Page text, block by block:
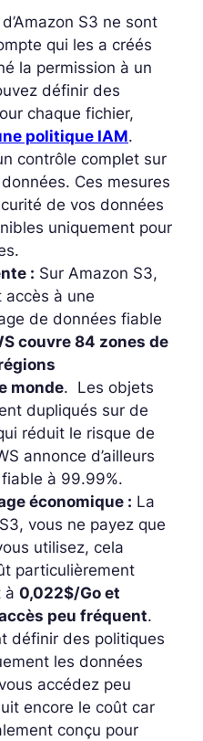
S3 ne sont
qui les a créés
la permission à un
définir des
chaque fichier,
politique IAM.
contrôle complet sur
Ces mesures
de vos données
uniquement pour
: Sur Amazon S3,
à une
de données fiable
couvre 84 zones de
monde. Les objets
dupliqués sur de
réduit le risque de
annonce d’ailleurs
à 99.99%.
économique : La
vous ne payez que
utilisez, cela
particulièrement
à 0,022$/Go et
peu fréquent.
définir des politiques
les données
accédez peu
encore le coût car
conçu pour